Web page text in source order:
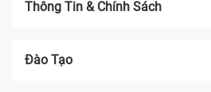
Thông Tin & Chính Sách
Đào Tạo